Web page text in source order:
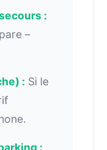
:
–
: Si le
: